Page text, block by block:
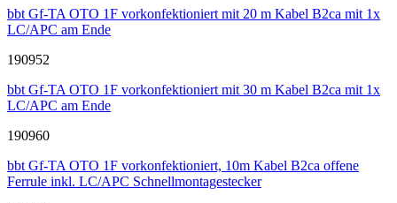
bbt Gf-TA OTO 1F vorkonfektioniert mit 20 m Kabel B2ca mit 1x
LC/APC am Ende
190952
bbt Gf-TA OTO 1F vorkonfektioniert mit 30 m Kabel B2ca mit 1x
LC/APC am Ende
190960
bbt Gf-TA OTO 1F vorkonfektioniert, 10m Kabel B2ca offene
Ferrule inkl. LC/APC Schnellmontagestecker